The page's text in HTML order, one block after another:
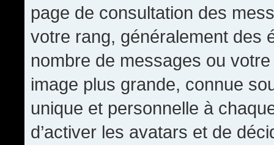
page de consultation des
votre rang, généralement des
nombre de messages ou
image plus grande, connue
unique et personnelle à
d’activer les avatars et de